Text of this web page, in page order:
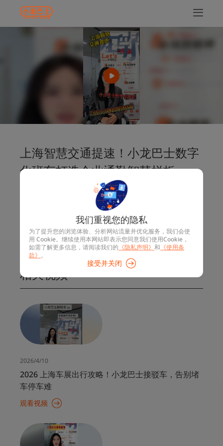
上海智慧交通提速！小龙巴士数字
化班车打造企业通勤智慧样板
紧跟上海智慧交通发展趋势，小龙巴士打造全链路数字
化企业班车通勤体系，智能排班、实时轨迹追踪、员工
便捷乘车，一站式解决企业通勤调度繁琐、管理成本
高、员工出行体验差等痛点，线路覆盖上海各大核心产
业园区，为千家企业定制绿色高效智慧通勤服务。
相关视频
2026/4/10
2026 上海车展出行攻略！小龙巴士接驳车，告别堵
车停车难
观看视频
我们重视您的隐私
为了提升您的浏览体验、分析网站流量并优化服务，我们会使
用 Cookie。继续使用本网站即表示您同意我们使用Cookie，
如需了解更多信息，请阅读我们的 《隐私声明》 和 《使用条
款》 。
接受并关闭